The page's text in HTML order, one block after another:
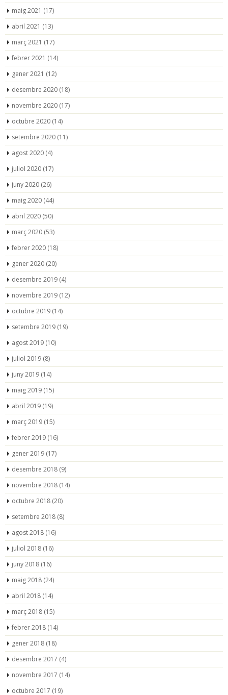
maig 2021 (17)
abril 2021 (13)
març 2021 (17)
febrer 2021 (14)
gener 2021 (12)
desembre 2020 (18)
novembre 2020 (17)
octubre 2020 (14)
setembre 2020 (11)
agost 2020 (4)
juliol 2020 (17)
juny 2020 (26)
maig 2020 (44)
abril 2020 (50)
març 2020 (53)
febrer 2020 (18)
gener 2020 (20)
desembre 2019 (4)
novembre 2019 (12)
octubre 2019 (14)
setembre 2019 (19)
agost 2019 (10)
juliol 2019 (8)
juny 2019 (14)
maig 2019 (15)
abril 2019 (19)
març 2019 (15)
febrer 2019 (16)
gener 2019 (17)
desembre 2018 (9)
novembre 2018 (14)
octubre 2018 (20)
setembre 2018 (8)
agost 2018 (16)
juliol 2018 (16)
juny 2018 (16)
maig 2018 (24)
abril 2018 (14)
març 2018 (15)
febrer 2018 (14)
gener 2018 (18)
desembre 2017 (4)
novembre 2017 (14)
octubre 2017 (19)